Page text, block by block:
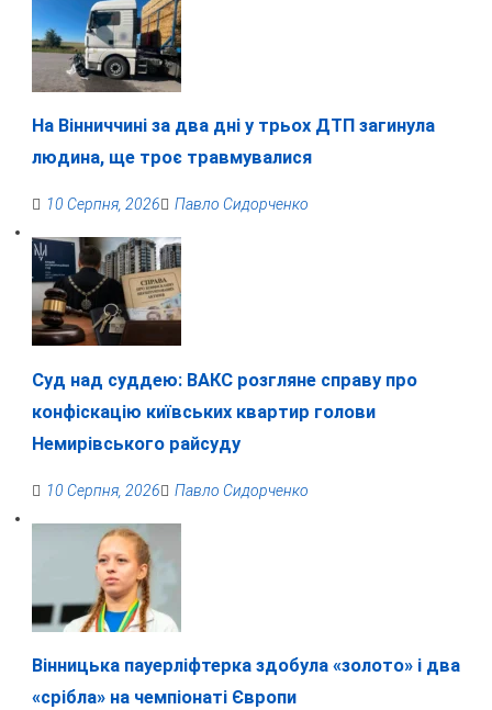
На Вінниччині за два дні у трьох ДТП загинула
людина, ще троє травмувалися
10 Серпня, 2026 Павло Сидорченко
Суд над суддею: ВАКС розгляне справу про
конфіскацію київських квартир голови
Немирівського райсуду
10 Серпня, 2026 Павло Сидорченко
Вінницька пауерліфтерка здобула «золото» і два
«срібла» на чемпіонаті Європи